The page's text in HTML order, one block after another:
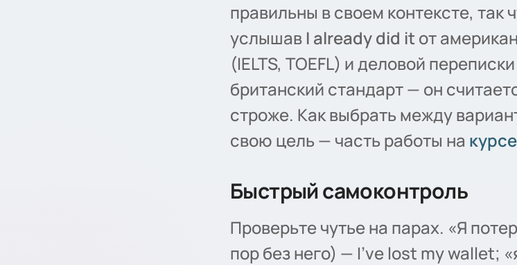
правильны в своем контексте, так
услышав I already did it от
(IELTS, TOEFL) и деловой
британский стандарт — он
строже. Как выбрать между
свою цель — часть работы на
Быстрый самоконтроль
Проверьте чутье на парах. «Я
пор без него) — I've lost my wallet;